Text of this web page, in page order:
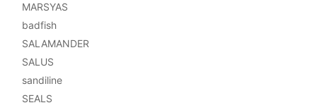
MARSYAS
badfish
SALAMANDER
SALUS
sandiline
SEALS